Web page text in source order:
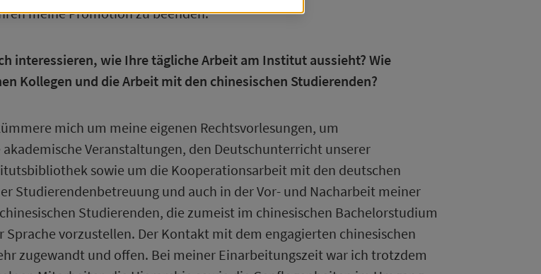
meine Promotion zu beenden.
interessieren, wie Ihre tägliche Arbeit am Institut aussieht? Wie
Kollegen und die Arbeit mit den chinesischen Studierenden?
mich um meine eigenen Rechtsvorlesungen, um
Veranstaltungen, den Deutschunterricht unserer
sowie um die Kooperationsarbeit mit den deutschen
Studierendenbetreuung und auch in der Vor- und Nacharbeit meiner
Studierenden, die zumeist im chinesischen Bachelorstudium
vorzustellen. Der Kontakt mit dem engagierten chinesischen
zugewandt und offen. Bei meiner Einarbeitungszeit war ich trotzdem
(Technisch notwendig)
Cookie
Nutzung bei jedem Websitebesuch
können nicht abgelehnt werden
notwendig)
Ihre Einstellungen und verhindern, dass
Pop-ups (Sondermeldungen, Banner)
werden.